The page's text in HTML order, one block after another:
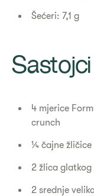
Šećeri: 7,1 g
Sastojci
4 mjerice
crunch
¼ čajne žličice
2 žlica
2 srednje